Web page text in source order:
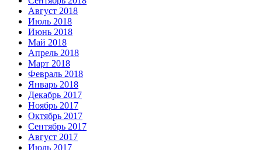
Август 2018
Июль 2018
Июнь 2018
Май 2018
Апрель 2018
Март 2018
Февраль 2018
Январь 2018
Декабрь 2017
Ноябрь 2017
Октябрь 2017
Сентябрь 2017
Август 2017
Июль 2017